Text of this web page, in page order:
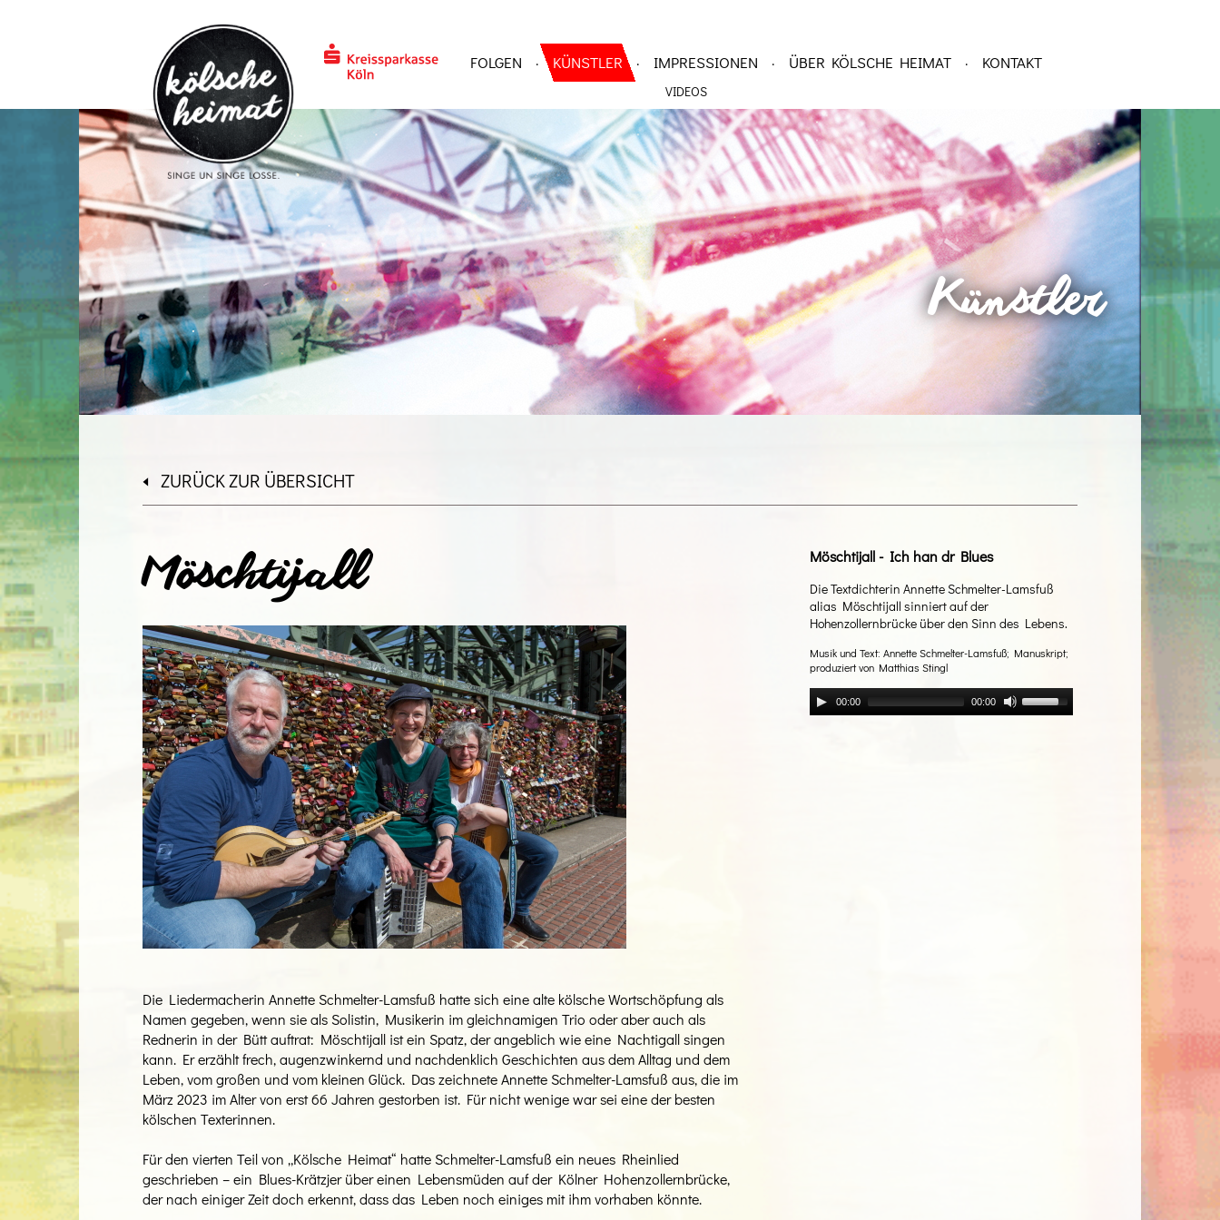
FOLGEN · KÜNSTLER · IMPRESSIONEN
VIDEOS
· ÜBER KÖLSCHE HEIMAT · KONTAKT
Künstler
ZURÜCK ZUR ÜBERSICHT
Möschtijall
Die Liedermacherin Annette Schmelter-Lamsfuß hatte sich eine alte kölsche Wortschöpfung als
Namen gegeben, wenn sie als Solistin, Musikerin im gleichnamigen Trio oder aber auch als
Rednerin in der Bütt auftrat: Möschtijall ist ein Spatz, der angeblich wie eine Nachtigall singen
kann. Er erzählt frech, augenzwinkernd und nachdenklich Geschichten aus dem Alltag und dem
Leben, vom großen und vom kleinen Glück. Das zeichnete Annette Schmelter-Lamsfuß aus, die im
März 2023 im Alter von erst 66 Jahren gestorben ist. Für nicht wenige war sei eine der besten
kölschen Texterinnen.
Für den vierten Teil von „Kölsche Heimat“ hatte Schmelter-Lamsfuß ein neues Rheinlied
geschrieben – ein Blues-Krätzjer über einen Lebensmüden auf der Kölner Hohenzollernbrücke,
der nach einiger Zeit doch erkennt, dass das Leben noch einiges mit ihm vorhaben könnte.
Möschtijall - Ich han dr Blues
Die Textdichterin Annette Schmelter-Lamsfuß
alias Möschtijall sinniert auf der
Hohenzollernbrücke über den Sinn des Lebens.
Musik und Text: Annette Schmelter-Lamsfuß; Manuskript;
produziert von Matthias Stingl
00:00 00:00